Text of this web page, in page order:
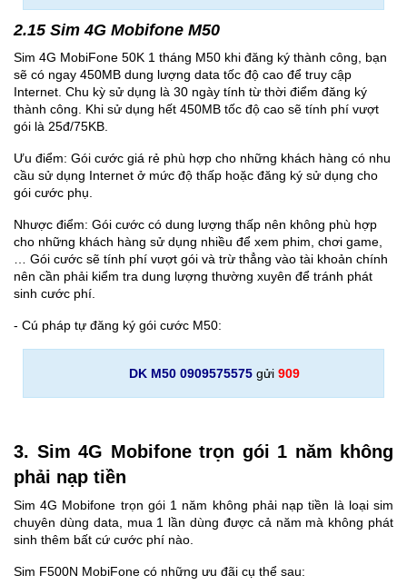
2.15 Sim 4G Mobifone M50
Sim 4G MobiFone 50K 1 tháng M50 khi đăng ký thành công, bạn
sẽ có ngay 450MB dung lượng data tốc độ cao để truy cập
Internet. Chu kỳ sử dụng là 30 ngày tính từ thời điểm đăng ký
thành công. Khi sử dụng hết 450MB tốc độ cao sẽ tính phí vượt
gói là 25đ/75KB.
Ưu điểm: Gói cước giá rẻ phù hợp cho những khách hàng có nhu
cầu sử dụng Internet ở mức độ thấp hoặc đăng ký sử dụng cho
gói cước phụ.
Nhược điểm: Gói cước có dung lượng thấp nên không phù hợp
cho những khách hàng sử dụng nhiều để xem phim, chơi game,
… Gói cước sẽ tính phí vượt gói và trừ thẳng vào tài khoản chính
nên cần phải kiểm tra dung lượng thường xuyên để tránh phát
sinh cước phí.
- Cú pháp tự đăng ký gói cước M50:
DK M50 0909575575 gửi 909
3. Sim 4G Mobifone trọn gói 1 năm không
phải nạp tiền
Sim 4G Mobifone trọn gói 1 năm không phải nạp tiền là loại sim
chuyên dùng data, mua 1 lần dùng được cả năm mà không phát
sinh thêm bất cứ cước phí nào.
Sim F500N MobiFone có những ưu đãi cụ thể sau: